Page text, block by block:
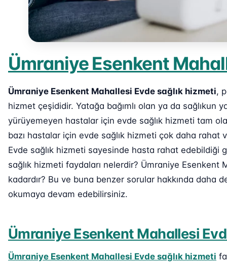
Ümraniye Esenkent
Ümraniye Esenkent Mahallesi Evde sağlık hizmeti,
hizmet çeşididir. Yatağa bağımlı olan ya da sağlıkun
yürüyemeyen hastalar için evde sağlık hizmeti tam
bazı hastalar için evde sağlık hizmeti çok daha
Evde sağlık hizmeti sayesinde hasta rahat edebildiği
sağlık hizmeti faydaları nelerdir? Ümraniye Esenkent
kadardır? Bu ve buna benzer sorular hakkında daha
okumaya devam edebilirsiniz.
Ümraniye Esenkent Mahallesi
Ümraniye Esenkent Mahallesi Evde sağlık hizmeti